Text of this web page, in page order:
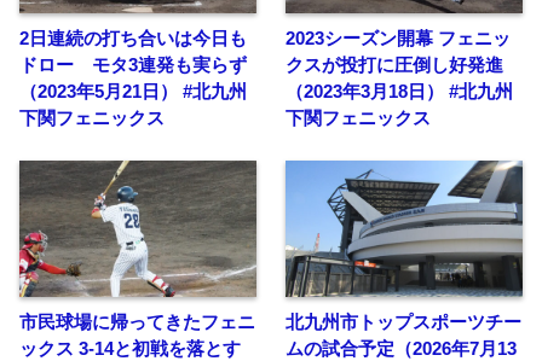
2日連続の打ち合いは今日も
ドロー モタ3連発も実らず
（2023年5月21日） #北九州
下関フェニックス
2023シーズン開幕 フェニッ
クスが投打に圧倒し好発進
（2023年3月18日） #北九州
下関フェニックス
市民球場に帰ってきたフェニ
ックス 3-14と初戦を落とす
北九州市トップスポーツチー
ムの試合予定（2026年7月13